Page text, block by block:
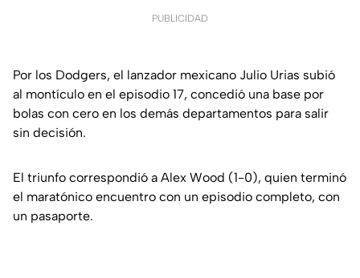
PUBLICIDAD
Por los Dodgers, el lanzador mexicano Julio Urias subió
al montículo en el episodio 17, concedió una base por
bolas con cero en los demás departamentos para salir
sin decisión.
El triunfo correspondió a Alex Wood (1-0), quien terminó
el maratónico encuentro con un episodio completo, con
un pasaporte.